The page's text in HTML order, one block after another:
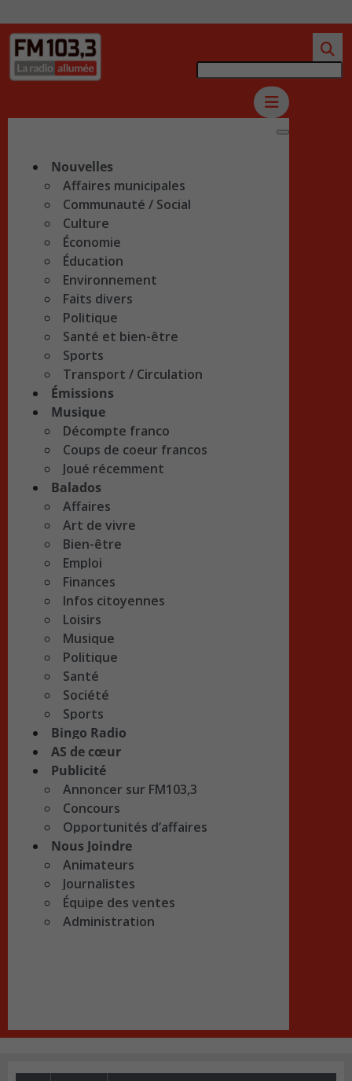
Nouvelles
Affaires municipales
Communauté / Social
Culture
Économie
Éducation
Environnement
Faits divers
Politique
Santé et bien-être
Sports
Transport / Circulation
Émissions
Musique
Décompte franco
Coups de coeur francos
Joué récemment
Balados
Affaires
Art de vivre
Bien-être
Emploi
Finances
Infos citoyennes
Loisirs
Musique
Politique
Santé
Société
Sports
Bingo Radio
AS de cœur
Publicité
Annoncer sur FM103,3
Concours
Opportunités d’affaires
Nous Joindre
Animateurs
Journalistes
Équipe des ventes
Administration